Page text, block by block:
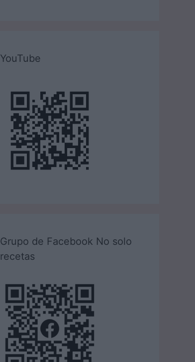
YouTube
Grupo de Facebook No solo
recetas